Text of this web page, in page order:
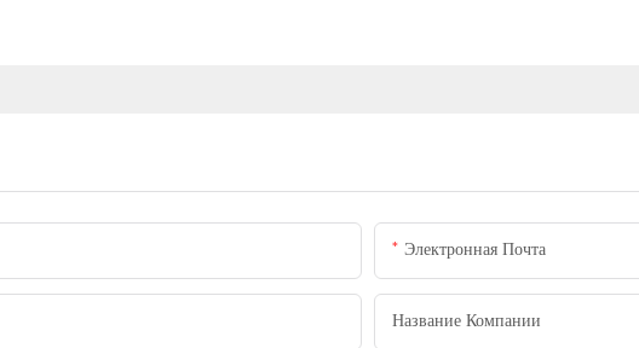
留安自助缴费终端：彻底改变停
Электронная Почта
Название Компании